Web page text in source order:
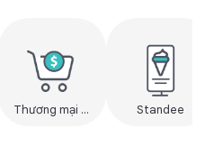
Thương mại điện tử Standee